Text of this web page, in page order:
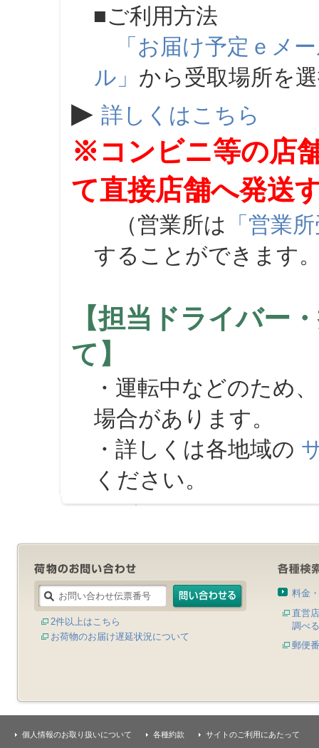
■ご利用方法
「お届け予定ｅメ
ル」 から受取場所を
▶ 詳しくはこちら
※コンビニ等の店
て直接店舗へ発送
（営業所は 「営業
することができます
【担当ドライバー
て】
・運転中などのため
場合があります。
・詳しくは各地域の
ください。
2件以上はこちら
お荷物のお届け遅延状況について
料金
直営
調べる
郵便
個人情報のお取り扱いについて 各種約款 サイトのご利用にあたって